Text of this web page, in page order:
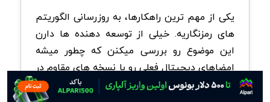
یکی از مهم ترین راهکارها، به روزرسانی الگوریتم
های رمزنگاریه. خیلی از توسعه دهنده ها دارن
این موضوع رو بررسی میکنن که چطور میشه
امضاهای دیجیتال فعلی رو با نسخه های مقاوم در
برابر حملات کوانتومی جایگزین کرد. این کار